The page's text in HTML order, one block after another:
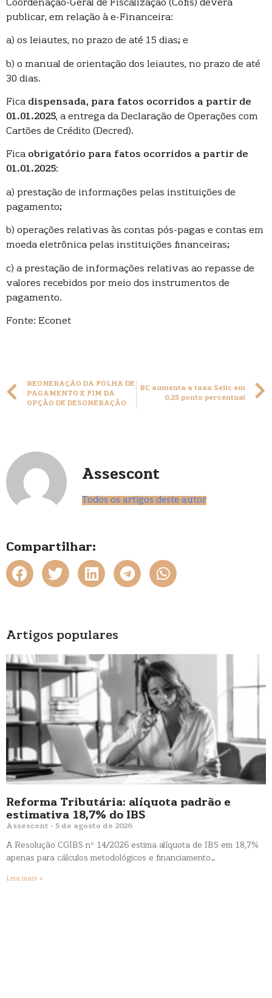
Coordenação-Geral de Fiscalização (Cofis) deverá
publicar, em relação à e-Financeira:
a) os leiautes, no prazo de até 15 dias; e
b) o manual de orientação dos leiautes, no prazo de até
30 dias.
Fica dispensada, para fatos ocorridos a partir de
01.01.2025, a entrega da Declaração de Operações com
Cartões de Crédito (Decred).
Fica obrigatório para fatos ocorridos a partir de
01.01.2025:
a) prestação de informações pelas instituições de
pagamento;
b) operações relativas às contas pós-pagas e contas em
moeda eletrônica pelas instituições financeiras;
c) a prestação de informações relativas ao repasse de
valores recebidos por meio dos instrumentos de
pagamento.
Fonte: Econet
REONERAÇÃO DA FOLHA DE
PAGAMENTO E FIM DA
OPÇÃO DE DESONERAÇÃO
BC aumenta a taxa Selic em
0,25 ponto percentual
Assescont
Todos os artigos deste autor
Compartilhar:
Artigos populares
Reforma Tributária: alíquota padrão e
estimativa 18,7% do IBS
Assescont 5 de agosto de 2026
A Resolução CGIBS nº 14/2026 estima alíquota de IBS em 18,7%
apenas para cálculos metodológicos e financiamento…
Leia mais »